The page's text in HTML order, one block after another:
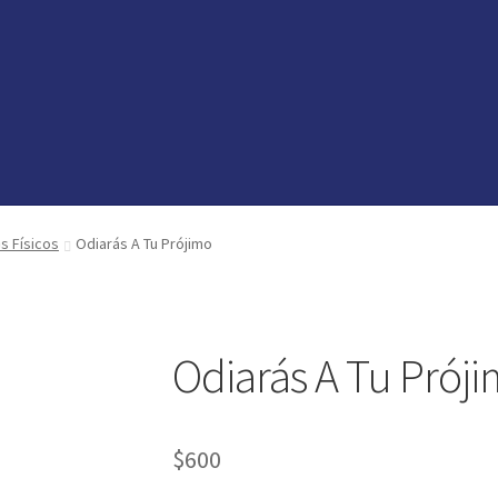
Físicos Odiarás A Tu Prójimo
Odiarás A Tu
$600